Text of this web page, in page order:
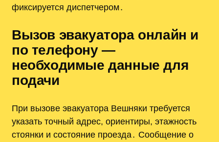
фиксируется диспетчером․
Вызов эвакуатора онлайн и
по телефону —
необходимые данные для
подачи
При вызове эвакуатора Вешняки требуется
указать точный адрес, ориентиры, этажность
стоянки и состояние проезда․ Сообщение о